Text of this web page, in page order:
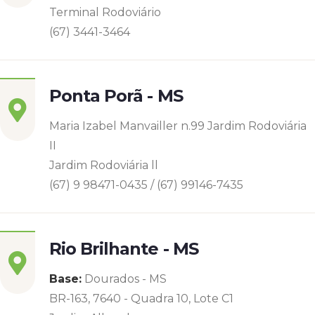
Terminal Rodoviário
(67) 3441-3464
Ponta Porã - MS
Maria Izabel Manvailler n.99 Jardim Rodoviária
II
Jardim Rodoviária ll
(67) 9 98471-0435 / (67) 99146-7435
Rio Brilhante - MS
Base: Dourados - MS
BR-163, 7640 - Quadra 10, Lote C1